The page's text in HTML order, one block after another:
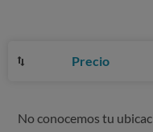
Precio
No conocemos tu